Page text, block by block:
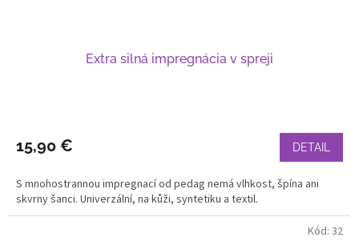
Extra silná impregnácia v spreji
15,90 € DETAIL
S mnohostrannou impregnací od pedag nemá vlhkost, špína ani
skvrny šanci. Univerzální, na kůži, syntetiku a textil.
Kód: 32